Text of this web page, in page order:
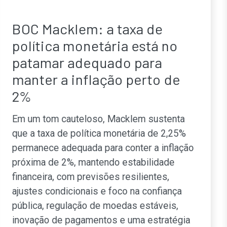
BOC Macklem: a taxa de
política monetária está no
patamar adequado para
manter a inflação perto de
2%
Em um tom cauteloso, Macklem sustenta
que a taxa de política monetária de 2,25%
permanece adequada para conter a inflação
próxima de 2%, mantendo estabilidade
financeira, com previsões resilientes,
ajustes condicionais e foco na confiança
pública, regulação de moedas estáveis,
inovação de pagamentos e uma estratégia